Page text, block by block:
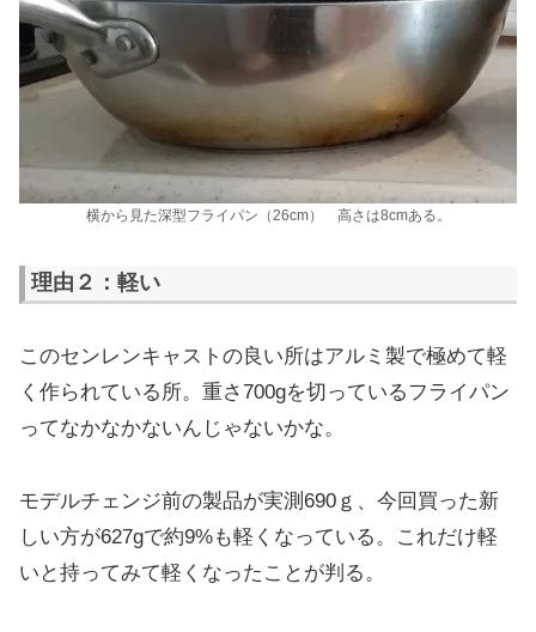
横から見た深型フライパン（26cm） 高さは8cmある。
理由２：軽い
このセンレンキャストの良い所はアルミ製で極めて軽
く作られている所。重さ700gを切っているフライパン
ってなかなかないんじゃないかな。
モデルチェンジ前の製品が実測690ｇ、今回買った新
しい方が627gで約9%も軽くなっている。これだけ軽
いと持ってみて軽くなったことが判る。